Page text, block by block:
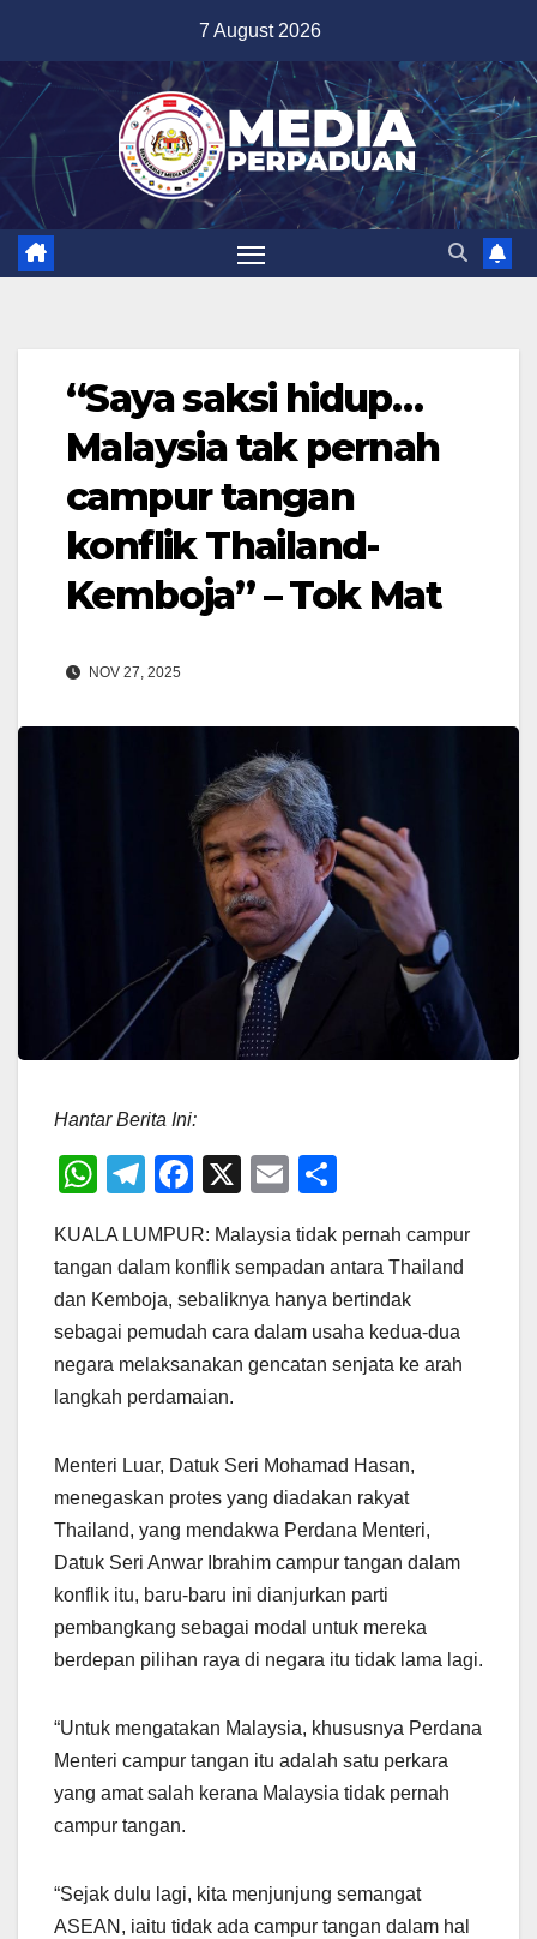
content
7 August 2026
“Saya saksi hidup…
Malaysia tak pernah
campur tangan
konflik Thailand-
Kemboja” – Tok Mat
NOV 27, 2025
Hantar Berita Ini:
W
at
s
A
p
p
T
e
gr
a
m
F
c
e
b
o
o
X
E
ail ar
e
KUALA LUMPUR: Malaysia tidak pernah campur
tangan dalam konflik sempadan antara Thailand
dan Kemboja, sebaliknya hanya bertindak
sebagai pemudah cara dalam usaha kedua-dua
negara melaksanakan gencatan senjata ke arah
langkah perdamaian.
Menteri Luar, Datuk Seri Mohamad Hasan,
menegaskan protes yang diadakan rakyat
Thailand, yang mendakwa Perdana Menteri,
Datuk Seri Anwar Ibrahim campur tangan dalam
konflik itu, baru-baru ini dianjurkan parti
pembangkang sebagai modal untuk mereka
berdepan pilihan raya di negara itu tidak lama lagi.
“Untuk mengatakan Malaysia, khususnya Perdana
Menteri campur tangan itu adalah satu perkara
yang amat salah kerana Malaysia tidak pernah
campur tangan.
“Sejak dulu lagi, kita menjunjung semangat
ASEAN, iaitu tidak ada campur tangan dalam hal